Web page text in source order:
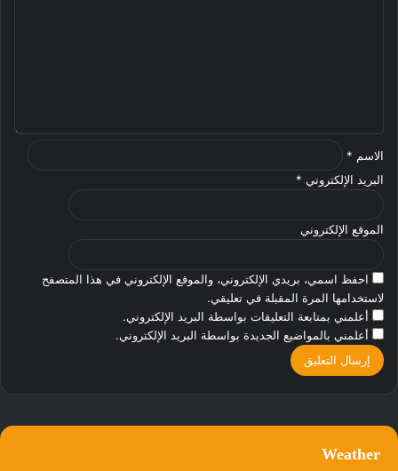
الاسم *
البريد الإلكتروني *
الموقع الإلكتروني
احفظ اسمي، بريدي الإلكتروني، والموقع الإلكتروني في هذا المتصفح
لاستخدامها المرة المقبلة في تعليقي.
أعلمني بمتابعة التعليقات بواسطة البريد الإلكتروني.
أعلمني بالمواضيع الجديدة بواسطة البريد الإلكتروني.
Weather